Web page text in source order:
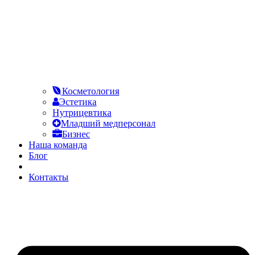
Косметология
Эстетика
Нутрицевтика
Младший медперсонал
Бизнес
Наша команда
Блог
Контакты